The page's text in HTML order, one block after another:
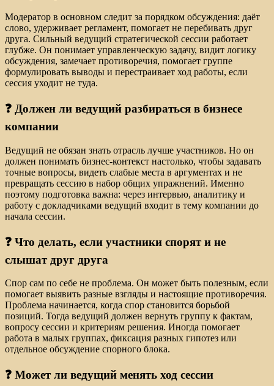
Модератор в основном следит за порядком обсуждения: даёт
слово, удерживает регламент, помогает не перебивать друг
друга. Сильный ведущий стратегической сессии работает
глубже. Он понимает управленческую задачу, видит логику
обсуждения, замечает противоречия, помогает группе
формулировать выводы и перестраивает ход работы, если
сессия уходит не туда.
❓ Должен ли ведущий разбираться в бизнесе
компании
Ведущий не обязан знать отрасль лучше участников. Но он
должен понимать бизнес-контекст настолько, чтобы задавать
точные вопросы, видеть слабые места в аргументах и не
превращать сессию в набор общих упражнений. Именно
поэтому подготовка важна: через интервью, аналитику и
работу с докладчиками ведущий входит в тему компании до
начала сессии.
❓ Что делать, если участники спорят и не
слышат друг друга
Спор сам по себе не проблема. Он может быть полезным, если
помогает выявить разные взгляды и настоящие противоречия.
Проблема начинается, когда спор становится борьбой
позиций. Тогда ведущий должен вернуть группу к фактам,
вопросу сессии и критериям решения. Иногда помогает
работа в малых группах, фиксация разных гипотез или
отдельное обсуждение спорного блока.
❓ Может ли ведущий менять ход сессии